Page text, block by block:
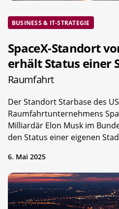
BUSINESS & IT-STRATEGIE
SpaceX-Standort
erhält Status einer
Raumfahrt
Der Standort Starbase des
Raumfahrtunternehmens
Milliardär Elon Musk im
den Status einer eigenen
6. Mai 2025